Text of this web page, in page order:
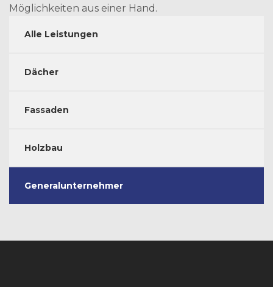
Möglichkeiten aus einer Hand.
Alle Leistungen
Dächer
Fassaden
Holzbau
Generalunternehmer